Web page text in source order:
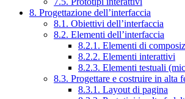
8. Progettazione dell’interfaccia
8.1. Obiettivi dell’interfaccia
8.2. Elementi dell’interfaccia
8.2.1. Elementi di
8.2.2. Elementi interattivi
8.2.3. Elementi testuali
8.3. Progettare e costruire in alta
8.3.1. Layout di pagina